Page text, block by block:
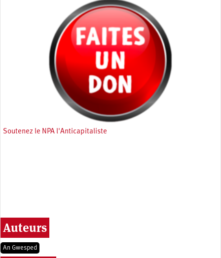
Soutenez le NPA l'Anticapitaliste
Auteurs
An Gwesped